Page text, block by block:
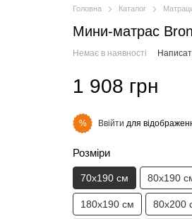
Головна Каталог
Мини-матрас
Немає в наявності
1 908 грн
% Ввійти для
Розміри
70х190 см 80х190
180х190 см 80х200